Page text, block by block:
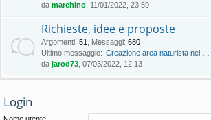
da marchino , 11/01/2022, 23:59
Richieste, idee e proposte
Argomenti: 51 Messaggi: 680
Ultimo messaggio: Creazione area naturista nel …
da jarod73 , 07/03/2022, 12:13
Login